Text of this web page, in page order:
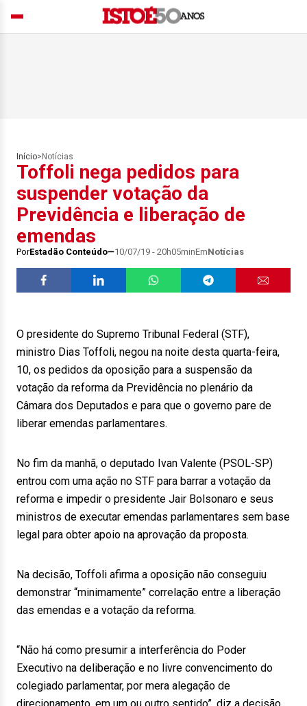
Início> Notícias
Toffoli nega pedidos para
suspender votação da
Previdência e liberação de
emendas
PorEstadão Conteúdo 10/07/19 - 20h05minEmNotícias
O presidente do Supremo Tribunal Federal (STF),
ministro Dias Toffoli, negou na noite desta quarta-feira,
10, os pedidos da oposição para a suspensão da
votação da reforma da Previdência no plenário da
Câmara dos Deputados e para que o governo pare de
liberar emendas parlamentares.
No fim da manhã, o deputado Ivan Valente (PSOL-SP)
entrou com uma ação no STF para barrar a votação da
reforma e impedir o presidente Jair Bolsonaro e seus
ministros de executar emendas parlamentares sem base
legal para obter apoio na aprovação da proposta.
Na decisão, Toffoli afirma a oposição não conseguiu
demonstrar “minimamente” correlação entre a liberação
das emendas e a votação da reforma.
“Não há como presumir a interferência do Poder
Executivo na deliberação e no livre convencimento do
colegiado parlamentar, por mera alegação de